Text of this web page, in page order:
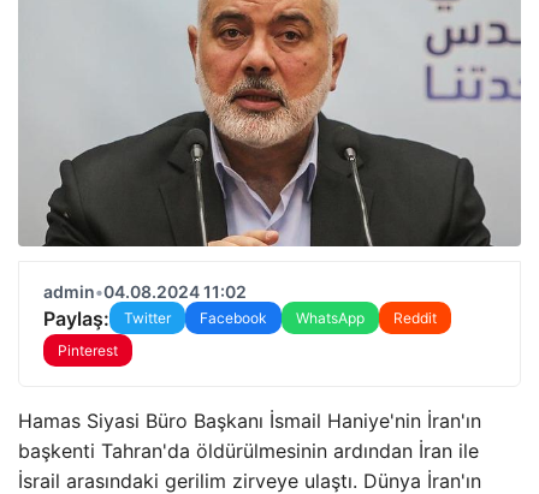
admin•04.08.2024 11:02
Paylaş: Twitter Facebook WhatsApp
Reddit
Pinterest
Hamas Siyasi Büro Başkanı İsmail Haniye'nin İran'ın
başkenti Tahran'da öldürülmesinin ardından İran ile
İsrail arasındaki gerilim zirveye ulaştı. Dünya İran'ın